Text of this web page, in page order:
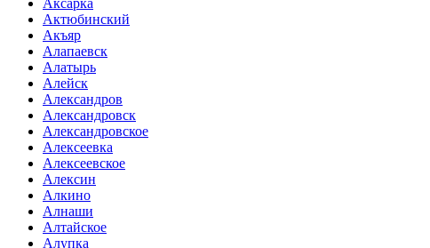
Аксарка
Актюбинский
Акъяр
Алапаевск
Алатырь
Алейск
Александров
Александровск
Александровское
Алексеевка
Алексеевское
Алексин
Алкино
Алнаши
Алтайское
Алупка